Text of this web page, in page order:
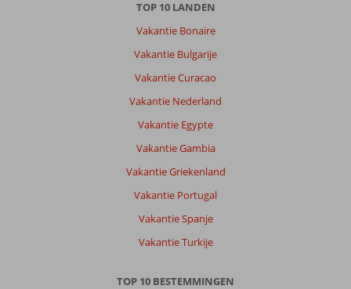
TOP 10 LANDEN
Vakantie Bonaire
Vakantie Bulgarije
Vakantie Curacao
Vakantie Nederland
Vakantie Egypte
Vakantie Gambia
Vakantie Griekenland
Vakantie Portugal
Vakantie Spanje
Vakantie Turkije
TOP 10 BESTEMMINGEN